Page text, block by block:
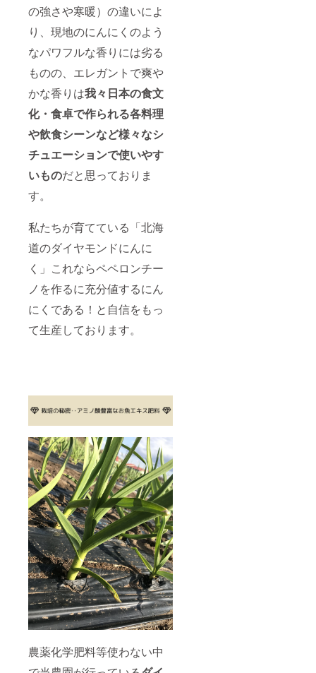
の強さや寒暖）の違いによ
り、現地のにんにくのよう
なパワフルな香りには劣る
ものの、エレガントで爽や
かな香りは我々日本の食文
化・食卓で作られる各料理
や飲食シーンなど様々なシ
チュエーションで使いやす
いものだと思っておりま
す。
私たちが育てている「北海
道のダイヤモンドにんに
く」これならペペロンチー
ノを作るに充分値するにん
にくである！と自信をもっ
て生産しております。
農薬化学肥料等使わない中